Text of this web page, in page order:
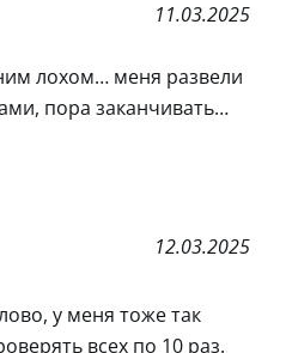
11.03.2025
лохом… меня развели
пора заканчивать…
12.03.2025
у меня тоже так
всех по 10 раз.